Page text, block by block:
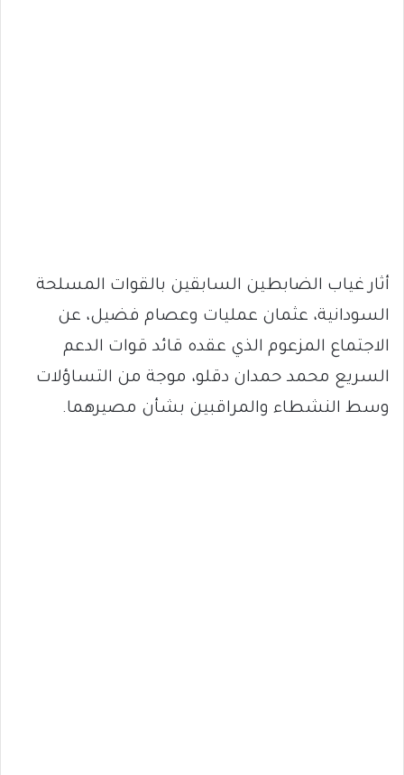
أثار غياب الضابطين السابقين بالقوات المسلحة
السودانية، عثمان عمليات وعصام فضيل، عن
الاجتماع المزعوم الذي عقده قائد قوات الدعم
السريع محمد حمدان دقلو، موجة من التساؤلات
وسط النشطاء والمراقبين بشأن مصيرهما.